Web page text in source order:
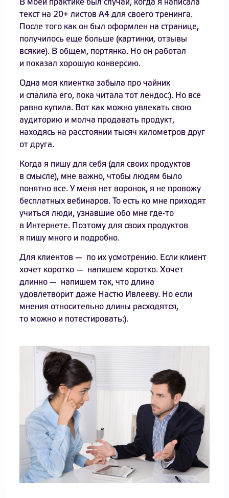
В моей практике был случай, когда я написала
текст на 20+ листов А4 для своего тренинга.
После того как он был оформлен на странице,
получилось еще больше (картинки, отзывы
всякие). В общем, портянка. Но он работал
и показал хорошую конверсию.
Одна моя клиентка забыла про чайник
и спалила его, пока читала тот лендос:). Но все
равно купила. Вот как можно увлекать свою
аудиторию и молча продавать продукт,
находясь на расстоянии тысяч километров друг
от друга.
Когда я пишу для себя (для своих продуктов
в смысле), мне важно, чтобы людям было
понятно все. У меня нет воронок, я не провожу
бесплатных вебинаров. То есть ко мне приходят
учиться люди, узнавшие обо мне где-то
в Интернете. Поэтому для своих продуктов
я пишу много и подробно.
Для клиентов — по их усмотрению. Если клиент
хочет коротко — напишем коротко. Хочет
длинно — напишем так, что длина
удовлетворит даже Настю Ивлееву. Но если
мнения относительно длины расходятся,
то можно и потестировать:).